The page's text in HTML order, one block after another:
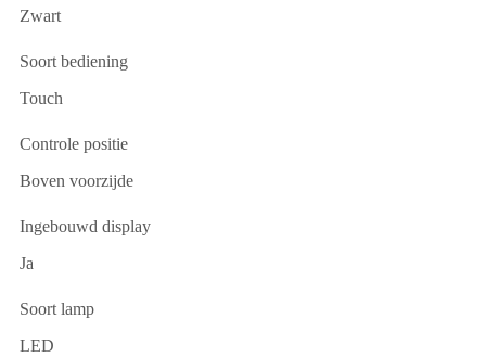
Zwart
Soort bediening
Touch
Controle positie
Boven voorzijde
Ingebouwd display
Ja
Soort lamp
LED